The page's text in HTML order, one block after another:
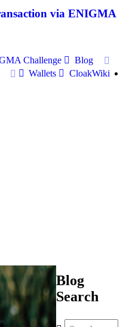
via ENIGMA
Challenge
Blog
Wallets CloakWiki
Blog
Search